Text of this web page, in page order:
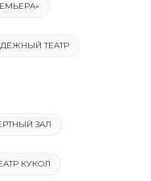
ТЕАТР
ЗАЛ
КУКОЛ